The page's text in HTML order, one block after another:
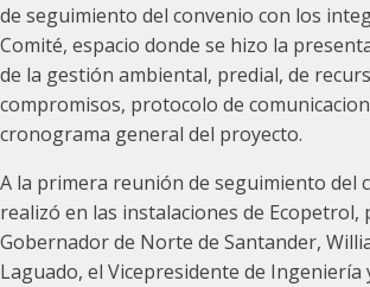
de seguimiento del convenio con los
Comité, espacio donde se hizo la
de la gestión ambiental, predial, de
compromisos, protocolo de
cronograma general del proyecto.
A la primera reunión de seguimiento del
realizó en las instalaciones de Ecopetrol,
Gobernador de Norte de Santander,
Laguado, el Vicepresidente de Ingeniería